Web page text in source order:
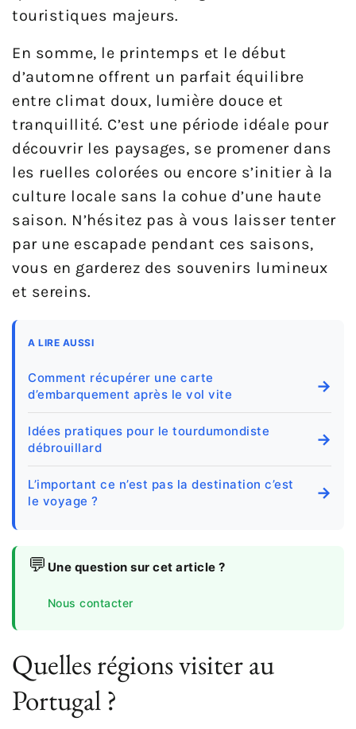
touristiques majeurs.
En somme, le printemps et le début
d’automne offrent un parfait équilibre
entre climat doux, lumière douce et
tranquillité. C’est une période idéale pour
découvrir les paysages, se promener dans
les ruelles colorées ou encore s’initier à la
culture locale sans la cohue d’une haute
saison. N’hésitez pas à vous laisser tenter
par une escapade pendant ces saisons,
vous en garderez des souvenirs lumineux
et sereins.
A LIRE AUSSI
Comment récupérer une carte
d’embarquement après le vol vite
→
Idées pratiques pour le tourdumondiste
débrouillard
→
L’important ce n’est pas la destination c’est
le voyage ?
→
💬 Une question sur cet article ?
Nous contacter
Quelles régions visiter au
Portugal ?